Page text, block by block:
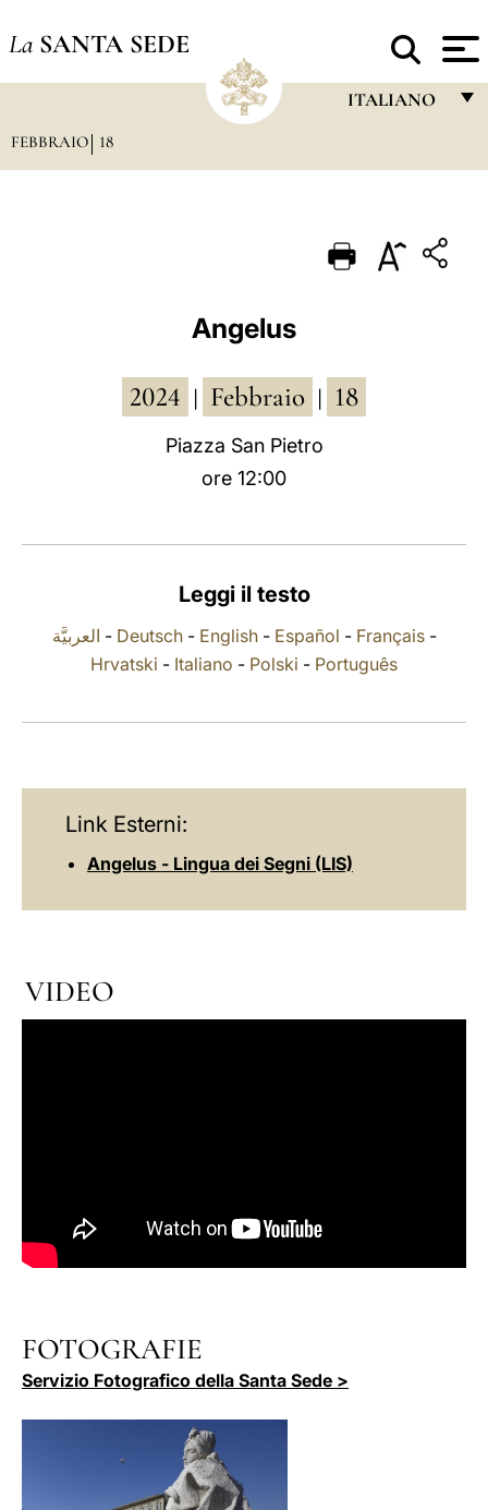
La SANTA SEDE
ITALIANO
PORTUGUÊS
POLSKI
FEBBRAIO 18
Angelus
2024 Febbraio 18
Piazza San Pietro
ore 12:00
Leggi il testo
العربيَّة - Deutsch- English- Español - Français-
Hrvatski - Italiano - Polski - Português
Link Esterni:
Angelus - Lingua dei Segni (LIS)
VIDEO
FOTOGRAFIE
Servizio Fotografico della Santa Sede >